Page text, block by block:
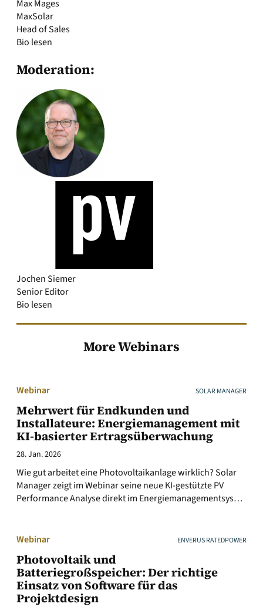
Max Mages
MaxSolar
Head of Sales
Bio lesen
Moderation:
Jochen Siemer
Senior Editor
Bio lesen
More Webinars
Webinar SOLAR MANAGER
Mehrwert für Endkunden und
Installateure: Energiemanagement mit
KI-basierter Ertragsüberwachung
28. Jan. 2026
Wie gut arbeitet eine Photovoltaikanlage wirklich? Solar
Manager zeigt im Webinar seine neue KI-gestützte PV
Performance Analyse direkt im Energiemanagementsys…
Webinar ENVERUS RATEDPOWER
Photovoltaik und
Batteriegroßspeicher: Der richtige
Einsatz von Software für das
Projektdesign